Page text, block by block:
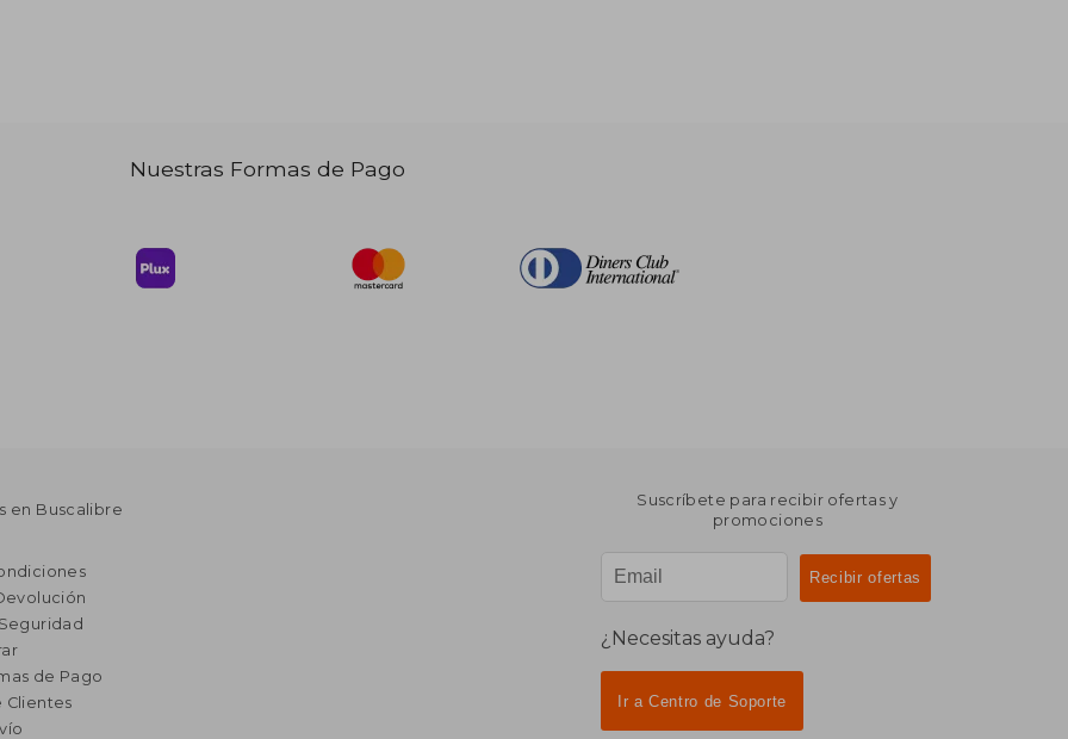
$ 324.38
Nuestras Formas de Pago
en Buscalibre
de Pago
Clientes
Suscríbete para recibir ofertas y
promociones
¿Necesitas ayuda?
Ir a Centro de Soporte